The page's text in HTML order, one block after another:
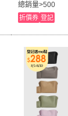
總銷量>500
折價券 登記